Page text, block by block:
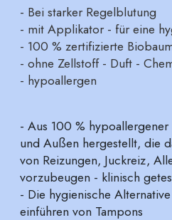
- Bei starker Regelblutung
- mit Applikator - für eine
- 100 % zertifizierte
- ohne Zellstoff - Duft -
- hypoallergen
- Aus 100 %
und Außen hergestellt, die
von Reizungen, Juckreiz,
vorzubeugen - klinisch
- Die hygienische
einführen von Tampons